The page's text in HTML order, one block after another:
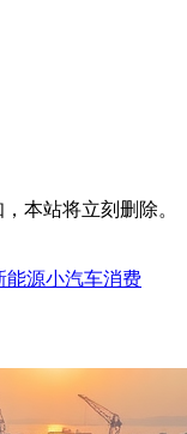
本站将立刻删除。
能源小汽车消费